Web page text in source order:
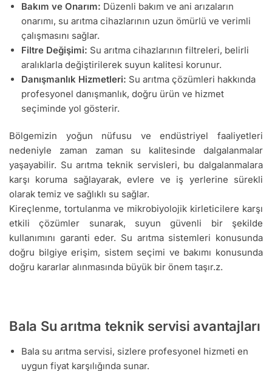
Bakım ve Onarım: Düzenli bakım ve ani arızaların
onarımı, su arıtma cihazlarının uzun ömürlü ve verimli
çalışmasını sağlar.
Filtre Değişimi: Su arıtma cihazlarının filtreleri, belirli
aralıklarla değiştirilerek suyun kalitesi korunur.
Danışmanlık Hizmetleri: Su arıtma çözümleri hakkında
profesyonel danışmanlık, doğru ürün ve hizmet
seçiminde yol gösterir.
Bölgemizin yoğun nüfusu ve endüstriyel faaliyetleri
nedeniyle zaman zaman su kalitesinde dalgalanmalar
yaşayabilir. Su arıtma teknik servisleri, bu dalgalanmalara
karşı koruma sağlayarak, evlere ve iş yerlerine sürekli
olarak temiz ve sağlıklı su sağlar.
Kireçlenme, tortulanma ve mikrobiyolojik kirleticilere karşı
etkili çözümler sunarak, suyun güvenli bir şekilde
kullanımını garanti eder. Su arıtma sistemleri konusunda
doğru bilgiye erişim, sistem seçimi ve bakımı konusunda
doğru kararlar alınmasında büyük bir önem taşır.z.
Bala Su arıtma teknik servisi avantajları
Bala su arıtma servisi, sizlere profesyonel hizmeti en
uygun fiyat karşılığında sunar.